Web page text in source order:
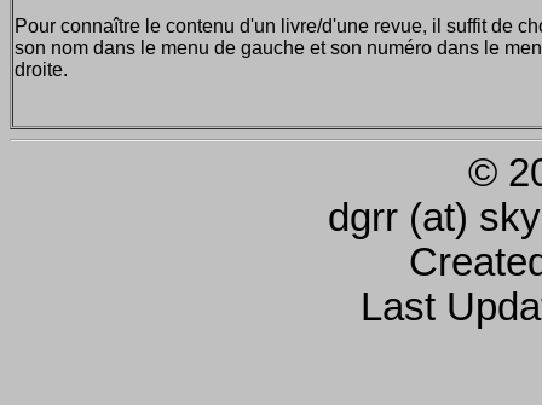
Pour connaître le contenu d'un livre/d'une revue, il suffit de
son nom dans le menu de gauche et son numéro dans le
droite.
©
dgrr (at)
Last